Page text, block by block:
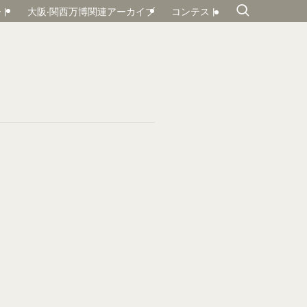
大阪‧関⻄万博関連アーカイブ コンテスト